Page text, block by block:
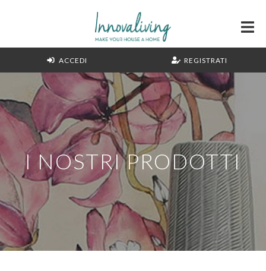
ACCEDI REGISTRATI
I NOSTRI PRODOTTI